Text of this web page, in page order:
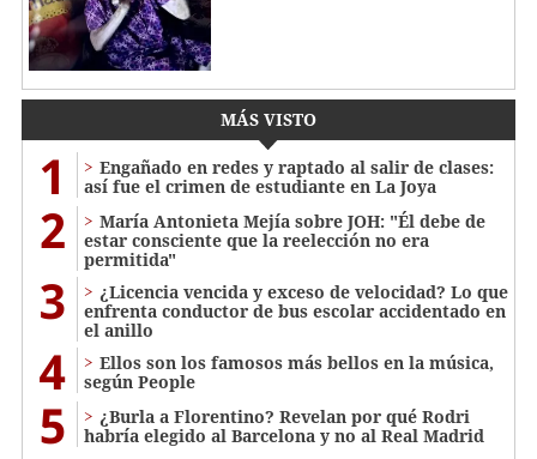
MÁS VISTO
1
Engañado en redes y raptado al salir de clases:
así fue el crimen de estudiante en La Joya
2
María Antonieta Mejía sobre JOH: "Él debe de
estar consciente que la reelección no era
permitida"
3
¿Licencia vencida y exceso de velocidad? Lo que
enfrenta conductor de bus escolar accidentado en
el anillo
4
Ellos son los famosos más bellos en la música,
según People
5
¿Burla a Florentino? Revelan por qué Rodri
habría elegido al Barcelona y no al Real Madrid